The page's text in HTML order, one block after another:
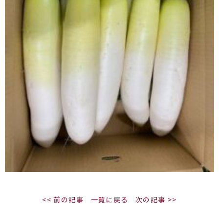
<< 前の記事 一覧に戻る 次の記事 >>